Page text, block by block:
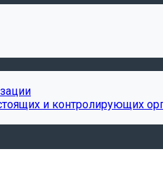
и контролирующих